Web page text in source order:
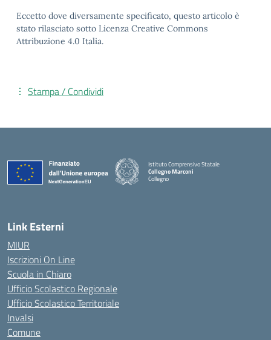
Eccetto dove diversamente specificato, questo articolo è
stato rilasciato sotto Licenza Creative Commons
Attribuzione 4.0 Italia.
Stampa / Condividi
Istituto Comprensivo Statale
Collegno Marconi
Collegno
Link Esterni
MIUR
Iscrizioni On Line
Scuola in Chiaro
Ufficio Scolastico Regionale
Ufficio Scolastico Territoriale
Invalsi
Comune